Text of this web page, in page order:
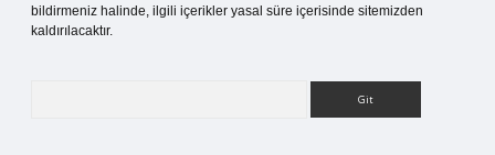
bildirmeniz halinde, ilgili içerikler yasal süre içerisinde sitemizden
kaldırılacaktır.